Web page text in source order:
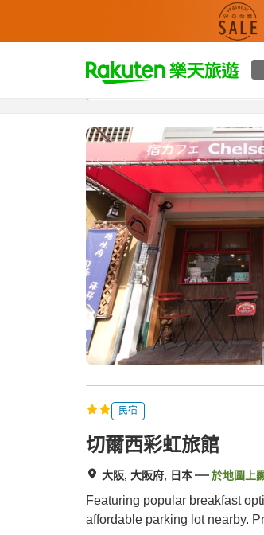
t
p
a
e
_
s
e
a
r
c
h
總覽客房與方案評語設施
民宿
切爾西彩虹旅館
大阪, 大阪府, 日本 於地圖上
Featuring popular breakfast
affordable parking lot nearby.